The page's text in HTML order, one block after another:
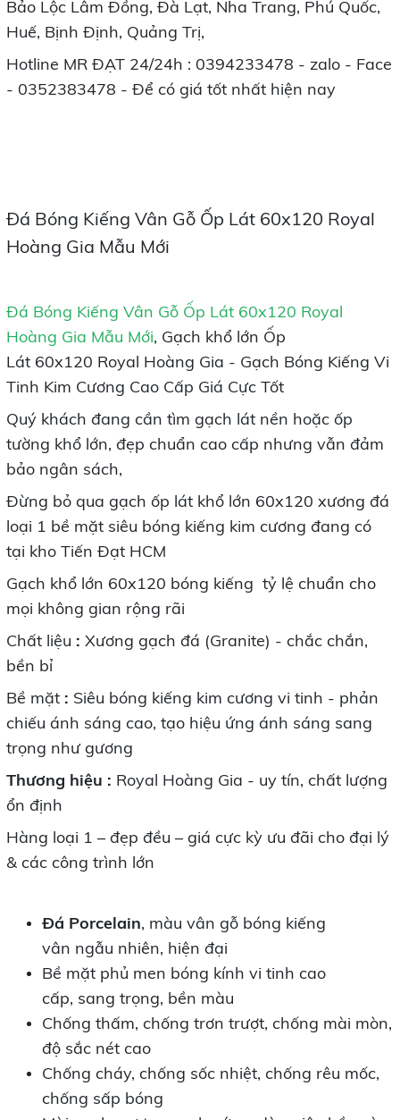
Bảo Lộc Lâm Đồng, Đà Lạt, Nha Trang, Phú Quốc,
Huế, Bịnh Định, Quảng Trị,
Hotline MR ĐẠT 24/24h : 0394233478 - zalo - Face
- 0352383478 - Để có giá tốt nhất hiện nay
Đá Bóng Kiếng Vân Gỗ Ốp Lát 60x120 Royal
Hoàng Gia Mẫu Mới
Đá Bóng Kiếng Vân Gỗ Ốp Lát 60x120 Royal
Hoàng Gia Mẫu Mới, Gạch khổ lớn Ốp
Lát 60x120 Royal Hoàng Gia - Gạch Bóng Kiếng Vi
Tinh Kim Cương Cao Cấp Giá Cực Tốt
Quý khách đang cần tìm gạch lát nền hoặc ốp
tường khổ lớn, đẹp chuẩn cao cấp nhưng vẫn đảm
bảo ngân sách,
Đừng bỏ qua gạch ốp lát khổ lớn 60x120 xương đá
loại 1 bề mặt siêu bóng kiếng kim cương đang có
tại kho Tiến Đạt HCM
Gạch khổ lớn 60x120 bóng kiếng tỷ lệ chuẩn cho
mọi không gian rộng rãi
Chất liệu : Xương gạch đá (Granite) - chắc chắn,
bền bỉ
Bề mặt : Siêu bóng kiếng kim cương vi tinh - phản
chiếu ánh sáng cao, tạo hiệu ứng ánh sáng sang
trọng như gương
Thương hiệu : Royal Hoàng Gia - uy tín, chất lượng
ổn định
Hàng loại 1 – đẹp đều – giá cực kỳ ưu đãi cho đại lý
& các công trình lớn
Đá Porcelain, màu vân gỗ bóng kiếng
vân ngẫu nhiên, hiện đại
Bề mặt phủ men bóng kính vi tinh cao
cấp, sang trọng, bền màu
Chống thấm, chống trơn trượt, chống mài mòn,
độ sắc nét cao
Chống cháy, chống sốc nhiệt, chống rêu mốc,
chống sấp bóng